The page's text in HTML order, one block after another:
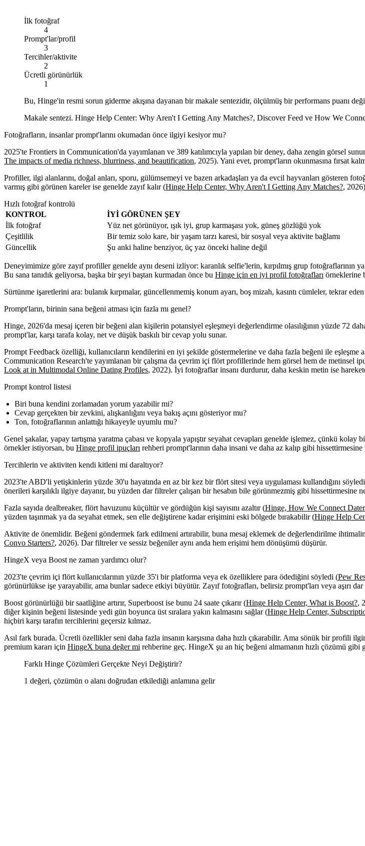
İlk fotoğraf
4
Prompt'lar/profil
3
Tercihler/aktivite
2
Ücretli görünürlük
1
Bu, Hinge'in resmi sorun giderme akışına dayanan bir makale sentezidir, ölçülmüş bir performans puanı
Makale sentezi. Hinge Help Center: Why Aren't I Getting Any Matches?, Discover Feed ve How We
Fotoğrafların, insanlar prompt'larını okumadan önce ilgiyi kesiyor mu?
2025'te Frontiers in Communication'da yayımlanan ve 389 katılımcıyla yapılan bir deney, daha zengin görsel
The impacts of media richness, blurriness, and beautification, 2025). Yani evet, prompt'ların okunmasına fırsat
Profiller, ilgi alanlarını, doğal anları, sporu, gülümsemeyi ve bazen arkadaşları ya da evcil hayvanları gösteren
varmış gibi görünen kareler ise genelde zayıf kalır (Hinge Help Center, Why Aren't I Getting Any Matches?,
Hızlı fotoğraf kontrolü
KONTROL
İYI GÖRÜNEN ŞEY
İlk fotoğraf
Yüz net görünüyor, ışık iyi, grup karmaşası yok, güneş gözlüğü yok
Çeşitlilik
Bir temiz solo kare, bir yaşam tarzı karesi, bir sosyal veya aktivite bağlamı
Güncellik
Şu anki haline benziyor, üç yaz önceki haline değil
Deneyimimize göre zayıf profiller genelde aynı deseni izliyor: karanlık selfie'lerin, kırpılmış grup fotoğraflarının
Bu sana tanıdık geliyorsa, başka bir şeyi baştan kurmadan önce bu Hinge için en iyi profil fotoğrafları örneklerine
Sürtünme işaretlerini ara: bulanık kırpmalar, güncellenmemiş konum ayarı, boş mizah, kasıntı cümleler, tekrar
Prompt'ların, birinin sana beğeni atması için fazla mı genel?
Hinge, 2026'da mesaj içeren bir beğeni alan kişilerin potansiyel eşleşmeyi değerlendirme olasılığının yüzde 72
prompt'lar, karşı tarafa kolay, net ve düşük baskılı bir cevap yolu sunar.
Prompt Feedback özelliği, kullanıcıların kendilerini en iyi şekilde göstermelerine ve daha fazla beğeni ile eşleşme
Communication Research'te yayımlanan bir çalışma da çevrim içi flört profillerinde hem görsel hem de metinsel
Look at in Multimodal Online Dating Profiles, 2022). İyi fotoğraflar insanı durdurur, daha keskin metin ise
Prompt kontrol listesi
Biri buna kendini zorlamadan yorum yazabilir mi?
Cevap gerçekten bir zevkini, alışkanlığını veya bakış açını gösteriyor mu?
Ton, fotoğraflarının anlattığı hikayeyle uyumlu mu?
Genel şakalar, yapay tartışma yaratma çabası ve kopyala yapıştır seyahat cevapları genelde işlemez, çünkü
örnekler istiyorsan, bu Hinge profil ipuçları rehberi prompt'larının daha insani ve daha az kalıp gibi hissettirmesine
Tercihlerin ve aktiviten kendi kitleni mi daraltıyor?
2023'te ABD'li yetişkinlerin yüzde 30'u hayatında en az bir kez bir flört sitesi veya uygulaması kullandığını
önerileri karşılıklı ilgiye dayanır, bu yüzden dar filtreler çalışan bir hesabın bile görünmezmiş gibi hissettirmesine
Fazla sayıda dealbreaker, flört havuzunu küçültür ve gördüğün kişi sayısını azaltır (Hinge, How We Connect
yüzden taşınmak ya da seyahat etmek, sen elle değiştirene kadar erişimini eski bölgede bırakabilir (Hinge Help
Aktivite de önemlidir. Beğeni göndermek fark edilmeni artırabilir, buna mesaj eklemek de değerlendirilme
Convo Starters?, 2026). Dar filtreler ve sessiz beğeniler aynı anda hem erişimi hem dönüşümü düşürür.
HingeX veya Boost ne zaman yardımcı olur?
2023'te çevrim içi flört kullanıcılarının yüzde 35'i bir platforma veya ek özelliklere para ödediğini söyledi (Pew
görünürlükse işe yarayabilir, ama bunlar sadece etkiyi büyütür. Zayıf fotoğrafları, belirsiz prompt'ları veya aşırı
Boost görünürlüğü bir saatliğine artırır, Superboost ise bunu 24 saate çıkarır (Hinge Help Center, What is Boost?,
diğer kişinin beğeni listesinde yedi gün boyunca üst sıralara yakın kalmasını sağlar (Hinge Help Center,
hiçbiri karşı tarafın tercihlerini geçersiz kılmaz.
Asıl fark burada. Ücretli özellikler seni daha fazla insanın karşısına daha hızlı çıkarabilir. Ama sönük bir profili
premium kararı için HingeX buna değer mi rehberine geç. HingeX şu an hiç beğeni almamanın hızlı çözümü gibi
Farklı Hinge Çözümleri Gerçekte Neyi Değiştirir?
1 değeri, çözümün o alanı doğrudan etkilediği anlamına gelir